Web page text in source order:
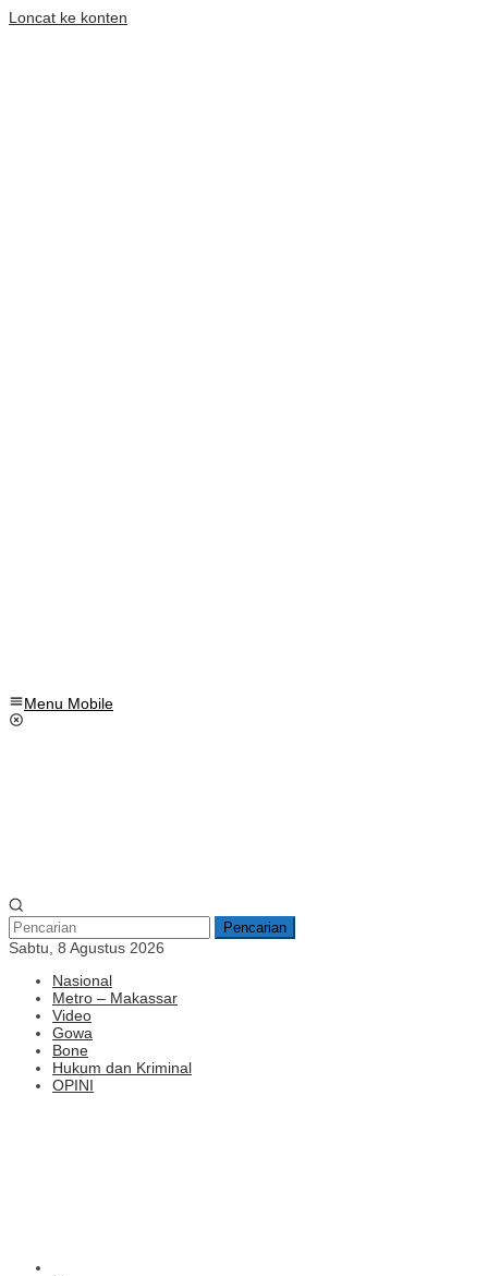
Loncat ke konten
Menu Mobile
Pencarian
Sabtu, 8 Agustus 2026
Nasional
Metro – Makassar
Video
Gowa
Bone
Hukum dan Kriminal
OPINI